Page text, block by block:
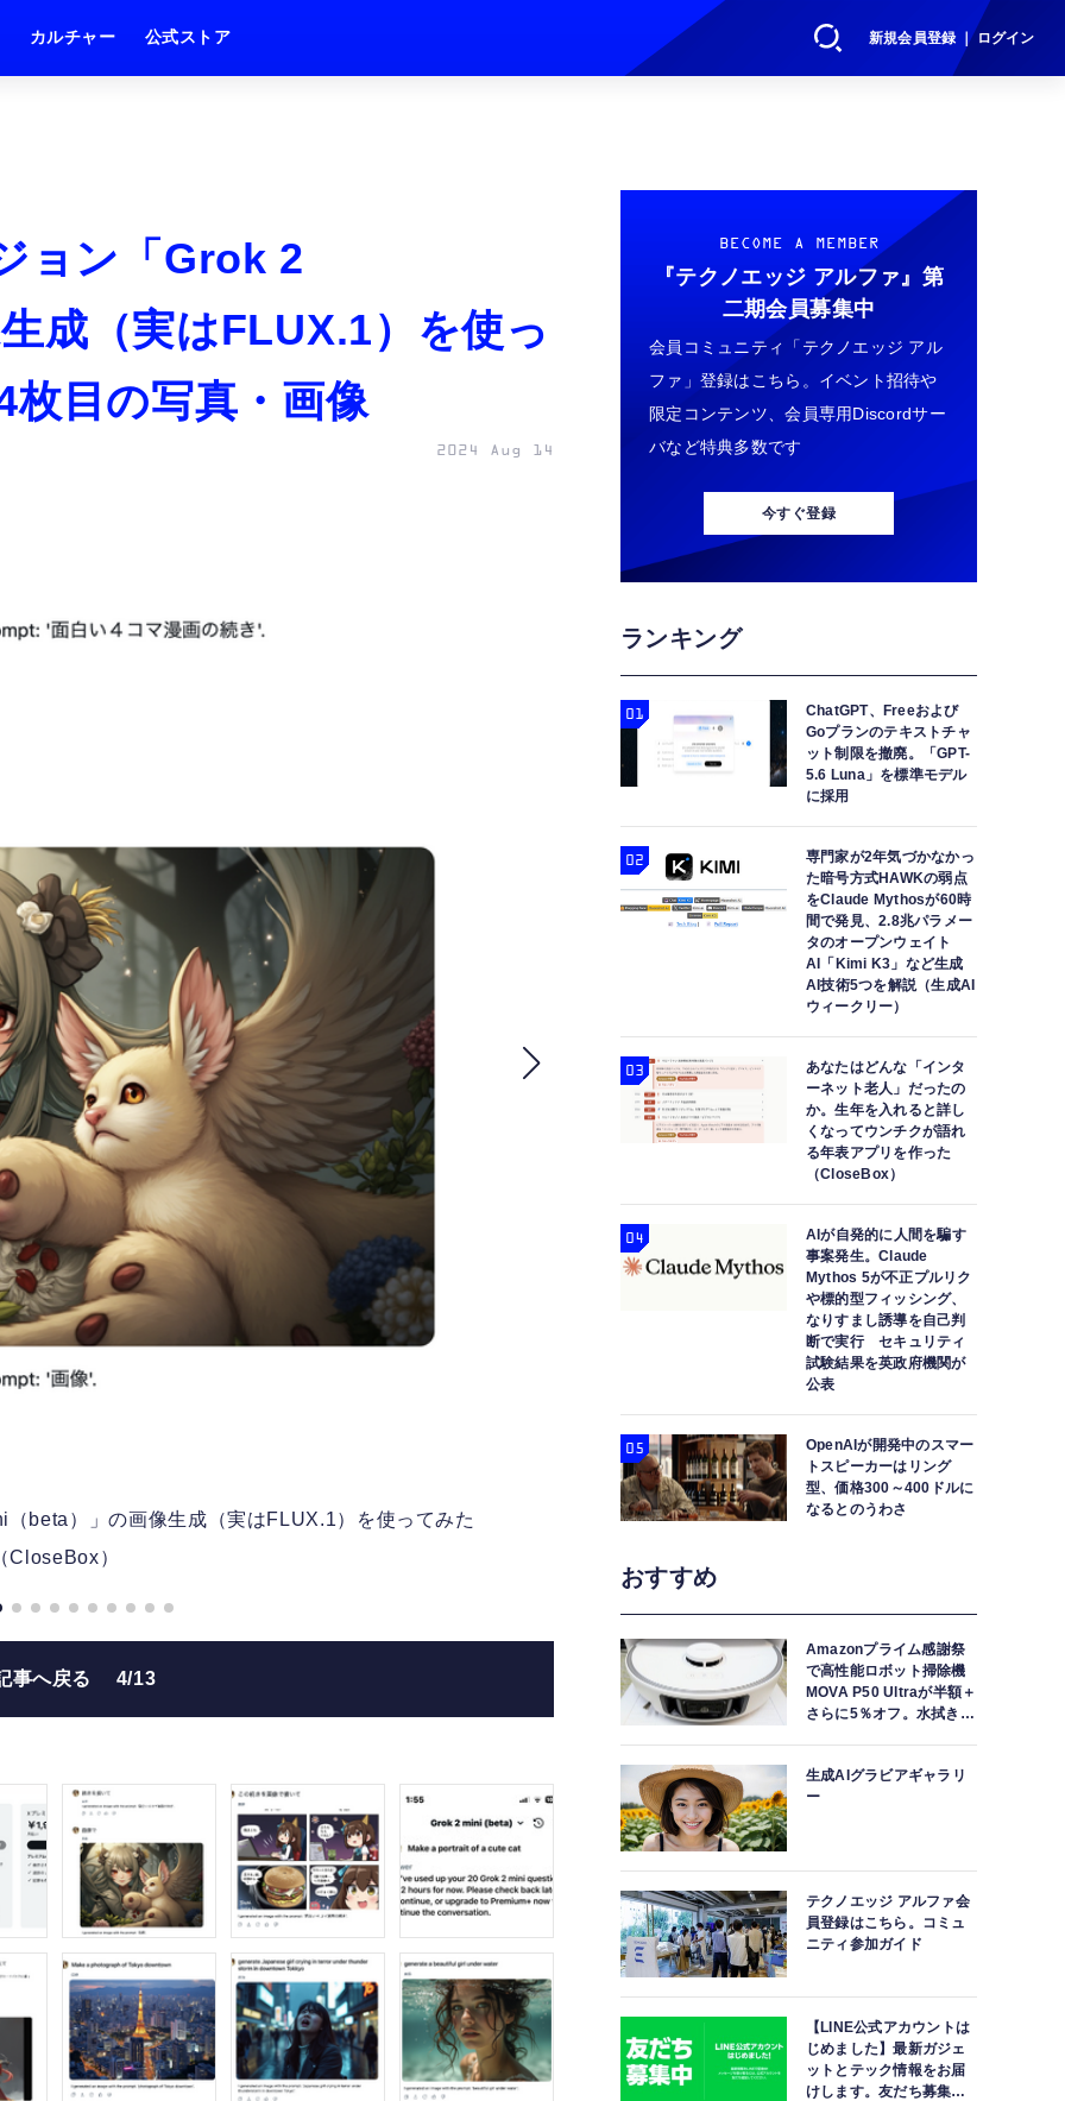
新規会員登録 ｜ ログイン
カルチャー 公式ストア
ョン「Grok 2
成（実はFLUX.1）を使っ
目の写真・画像
2024 Aug 14
beta）」の画像生成（実はFLUX.1）を使ってみた
CloseBox）
XのチャットAI新バージョン「Grok 2 mini（
事へ戻る 4/13
BECOME A MEMBER
『テクノエッジ アルファ』 第
二期会員募集中
会員コミュニティ「テクノエッジ アル
ファ」登録はこちら。イベント招待や
限定コンテンツ、会員専用Discordサー
バなど特典多数です
今すぐ登録
ランキング
ChatGPT、Freeおよび
Goプランのテキストチャ
ット制限を撤廃。「GPT-
5.6 Luna」を標準モデル
に採用
専門家が2年気づかなかっ
た暗号方式HAWKの弱点
をClaude Mythosが60時
間で発見、2.8兆パラメー
タのオープンウェイト
AI「Kimi K3」など生成
AI技術5つを解説（生成AI
ウィークリー）
あなたはどんな「インタ
ーネット老人」だったの
か。生年を入れると詳し
くなってウンチクが語れ
る年表アプリを作った
（CloseBox）
AIが自発的に人間を騙す
事案発生。Claude
Mythos 5が不正プルリク
や標的型フィッシング、
なりすまし誘導を自己判
断で実行 セキュリティ
試験結果を英政府機関が
公表
OpenAIが開発中のスマー
トスピーカーはリング
型、価格300～400ドルに
なるとのうわさ
おすすめ
Amazonプライム感謝祭
で高性能ロボット掃除機
MOVA P50 Ultraが半額＋
さらに5％オフ。水拭きモ
生成AIグラビアギャラリ
ー
テクノエッジ アルファ会
員登録はこちら。コミュ
ニティ参加ガイド
【LINE公式アカウントは
じめました】最新ガジェ
ットとテック情報をお届
けします。友だち募集